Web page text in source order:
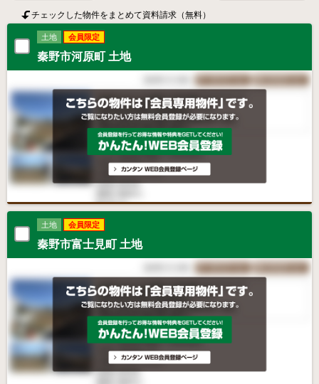
チェックした物件をまとめて資料請求（無料）
土地 会員限定
秦野市河原町 土地
土地 会員限定
秦野市富士見町 土地